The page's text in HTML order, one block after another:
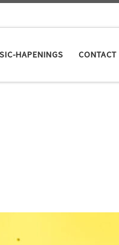
HAPENINGS CONTACT